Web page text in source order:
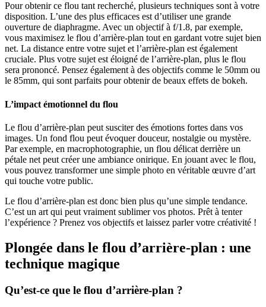
Pour obtenir ce flou tant recherché, plusieurs techniques sont à votre
disposition. L’une des plus efficaces est d’utiliser une grande
ouverture de diaphragme. Avec un objectif à f/1.8, par exemple,
vous maximisez le flou d’arrière-plan tout en gardant votre sujet bien
net. La distance entre votre sujet et l’arrière-plan est également
cruciale. Plus votre sujet est éloigné de l’arrière-plan, plus le flou
sera prononcé. Pensez également à des objectifs comme le 50mm ou
le 85mm, qui sont parfaits pour obtenir de beaux effets de bokeh.
L’impact émotionnel du flou
Le flou d’arrière-plan peut susciter des émotions fortes dans vos
images. Un fond flou peut évoquer douceur, nostalgie ou mystère.
Par exemple, en macrophotographie, un flou délicat derrière un
pétale net peut créer une ambiance onirique. En jouant avec le flou,
vous pouvez transformer une simple photo en véritable œuvre d’art
qui touche votre public.
Le flou d’arrière-plan est donc bien plus qu’une simple tendance.
C’est un art qui peut vraiment sublimer vos photos. Prêt à tenter
l’expérience ? Prenez vos objectifs et laissez parler votre créativité !
Plongée dans le flou d’arrière-plan : une
technique magique
Qu’est-ce que le flou d’arrière-plan ?